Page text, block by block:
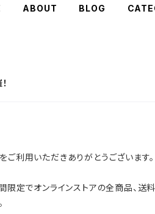
ABOUT BLOG
用いただきありがとうございます。
定でオンラインストアの全商品、送